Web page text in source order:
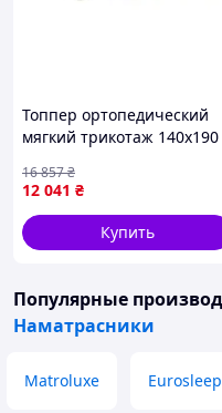
Топпер ортопедический
мягкий трикотаж 140х190
12 041 ₴
16 857₴
Купить
Популярные
Наматрасники
Matroluxe Eurosleep